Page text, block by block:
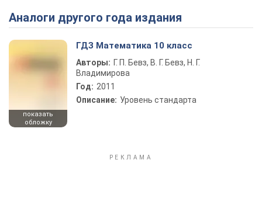
Play Video
Аналоги другого года издания
показать
обложку
ГДЗ Математика 10 класс
Авторы: Г. П. Бевз, В. Г. Бевз, Н. Г.
Владимирова
Год: 2011
Описание: Уровень стандарта